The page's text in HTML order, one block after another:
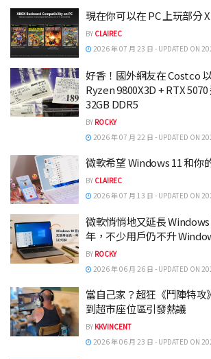
現在你可以在 PC 上玩部分
BY CLAIREC
2026 年 07 月 23 日 - UPDATED ON
好香！國外網友在 Costco
Ryzen 9800X3D + RTX
32GB DDR5
BY ROCKY
2026 年 07 月 22 日 - UPDATED ON
微軟希望 Windows 11 和你
BY CLAIREC
2026 年 07 月 13 日 - UPDATED ON
微軟悄悄地又延長
年，不少用戶仍不升
BY ROCKY
2026 年 06 月 26 日 - UPDATED ON
當自己家？超狂《鬥陣特攻
到超市座位區引發熱議
BY KKVINCENT
2026 年 06 月 23 日 - UPDATED ON